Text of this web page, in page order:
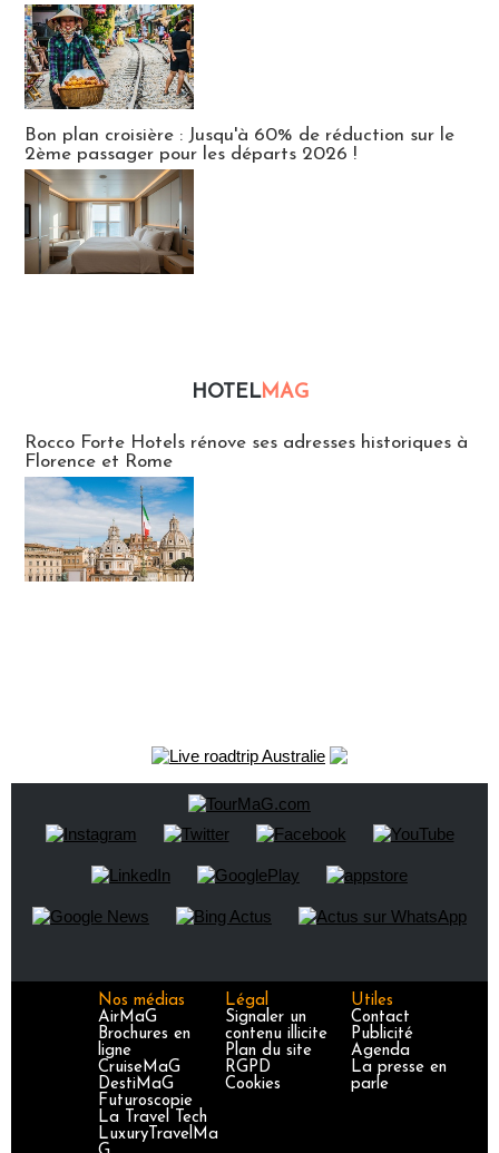
Bon plan croisière : Jusqu'à 60% de réduction sur le
2ème passager pour les départs 2026 !
HOTELMAG
Rocco Forte Hotels rénove ses adresses historiques à
Florence et Rome
Nos médias
AirMaG
Brochures en
ligne
CruiseMaG
DestiMaG
Futuroscopie
La Travel Tech
LuxuryTravelMa
Légal
Signaler un
contenu illicite
Plan du site
RGPD
Cookies
Utiles
Contact
Publicité
Agenda
La presse en
parle